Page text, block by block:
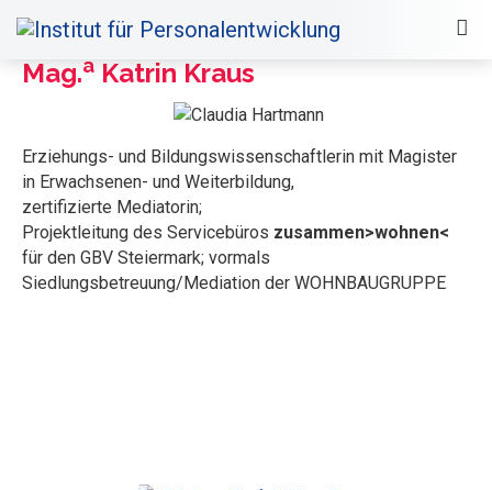
Mag.a Katrin Kraus
Erziehungs- und Bildungswissenschaftlerin mit Magister
in Erwachsenen- und Weiterbildung,
zertifizierte Mediatorin;
Projektleitung des Servicebüros zusammen>wohnen<
für den GBV Steiermark; vormals
Siedlungsbetreuung/Mediation der WOHNBAUGRUPPE